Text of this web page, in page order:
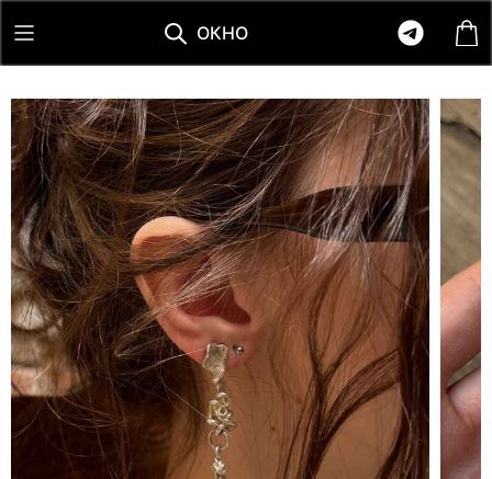
ОКНО